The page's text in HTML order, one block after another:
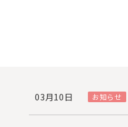
03月10日 お知らせ